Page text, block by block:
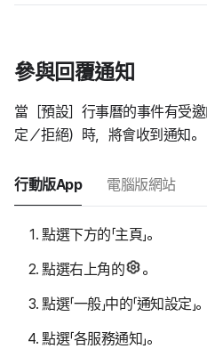
參與回覆通知
當［預設］行事曆的事件有受
定／拒絕）時，將會收到通知。
行動版App 電腦版網站
點選下方的「主頁」。
點選右上角的 。
點選「一般」中的「通知設定」。
點選「各服務通知」。